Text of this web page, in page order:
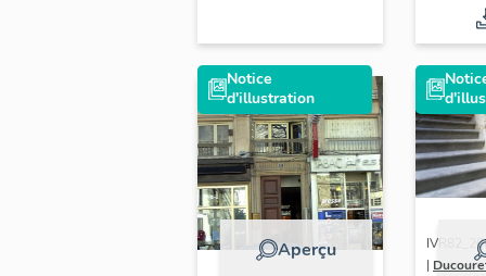
l'Antiquaille
Notice
d'illustration
Aperçu
|